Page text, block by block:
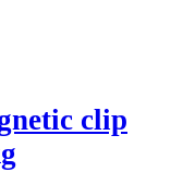
clip